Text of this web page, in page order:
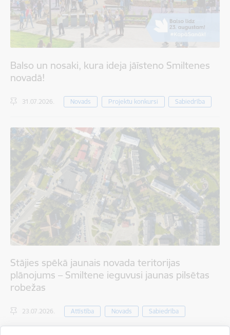
Balso un nosaki, kura ideja jāīsteno Smiltenes
novadā!
31.07.2026. Novads Projektu konkursi Sabiedrība
Stājies spēkā jaunais novada teritorijas
plānojums – Smiltene ieguvusi jaunas pilsētas
robežas
23.07.2026. Attīstība Novads Sabiedrība